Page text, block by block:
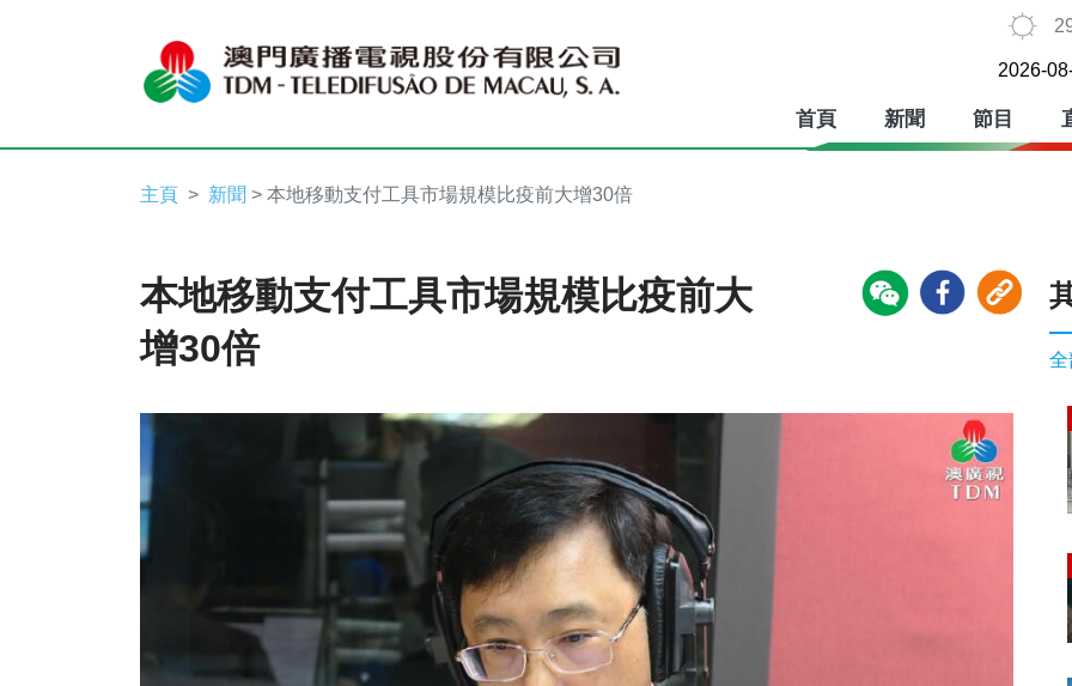
2026-
首頁 新聞 節目
主頁 新聞 > 本地移動支付工具市場規模比疫前大增30倍
本地移動支付工具市場規模比疫前大
增30倍
全